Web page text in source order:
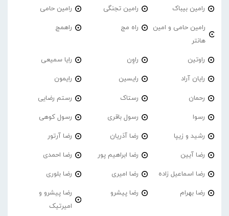
رامین بیباک رامین تجنگی رامین حامی
رامین حامی و امین
هانتر
راه مج راهمج
راوتین راوِن رایا سمیعی
رایان آراد رایسین رایمون
رحمان رستاک رستم رضایی
رسوا رسول باقری رسول کوهی
رشید و زیپا رضا آذریان رضا آرتور
رضا آیین رضا ابراهیم پور رضا احمدی
رضا اسماعیل زاده رضا امیری رضا بلوری
رضا بهرام رضا پیشرو
رضا پیشرو و
امیرتیک